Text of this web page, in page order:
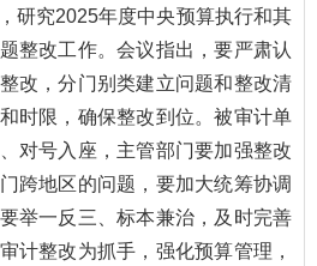
研究2025年度中央预算执行和其
整改工作。会议指出，要严肃认
改，分门别类建立问题和整改清
时限，确保整改到位。被审计单
对号入座，主管部门要加强整改
跨地区的问题，要加大统筹协调
举一反三、标本兼治，及时完善
计整改为抓手，强化预算管理，